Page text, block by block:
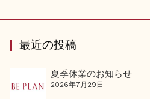
最近の投稿
夏季休業のお知らせ
2026年7月29日